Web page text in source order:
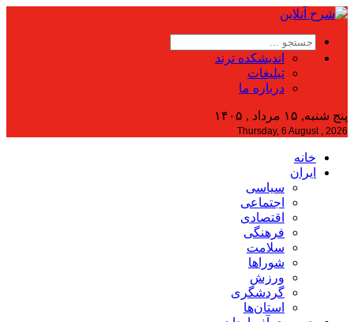
اندیشکده ترند
تبلیغات
درباره ما
پنج شنبه, ۱۵ مرداد , ۱۴۰۵
Thursday, 6 August , 2026
خانه
ایران
سیاسی
اجتماعی
اقتصادی
فرهنگی
سلامت
شوراها
ورزش
گردشگری
استان‌ها